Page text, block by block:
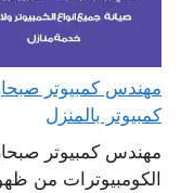
كمبيوتر بالمنزل
مهندس كمبيوتر
الكومبيوترات من